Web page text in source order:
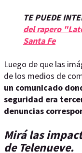
TE PUEDE
del rapero
Santa Fe
Luego de que las
de los medios de
un comunicado
seguridad era
denuncias
Mirá las
de Telenueve.